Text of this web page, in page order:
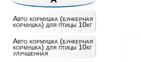
Авто кормушка (бункерная
кормушка) для птицы 10кг
Авто кормушка (бункерная
кормушка) для птицы 10кг
улучшенная